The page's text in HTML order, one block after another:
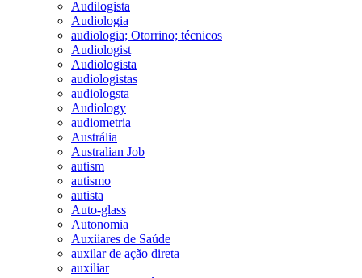
Audilogista
Audiologia
audiologia; Otorrino; técnicos
Audiologist
Audiologista
audiologistas
audiologsta
Audiology
audiometria
Austrália
Australian Job
autism
autismo
autista
Auto-glass
Autonomia
Auxiiares de Saúde
auxilar de ação direta
auxiliar